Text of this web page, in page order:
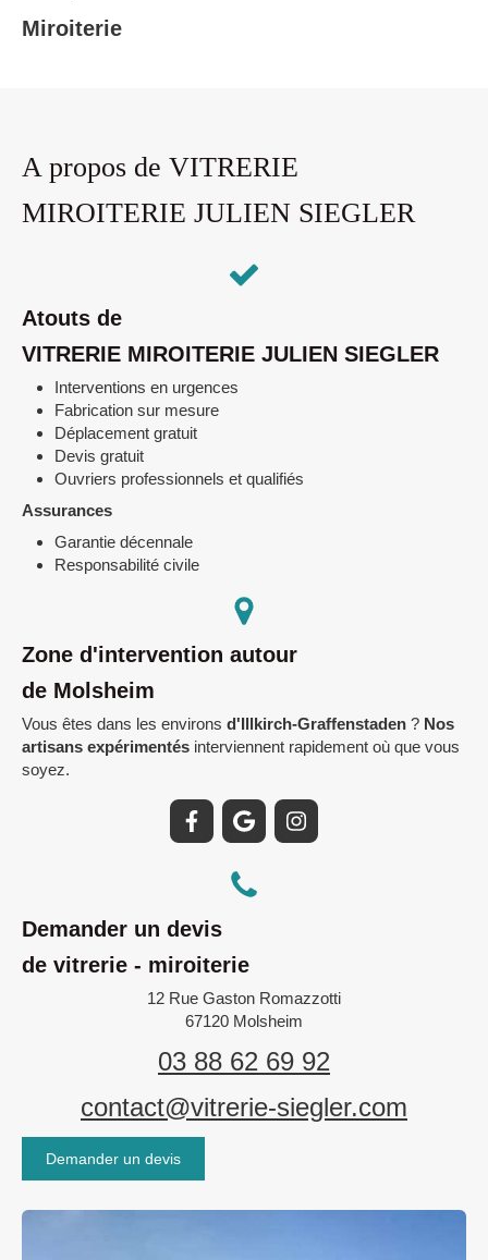
Miroiterie
A propos de VITRERIE
MIROITERIE JULIEN SIEGLER
Atouts de
VITRERIE MIROITERIE JULIEN SIEGLER
Interventions en urgences
Fabrication sur mesure
Déplacement gratuit
Devis gratuit
Ouvriers professionnels et qualifiés
Assurances
Garantie décennale
Responsabilité civile
Zone d'intervention autour
de Molsheim
Vous êtes dans les environs d'Illkirch-Graffenstaden ? Nos
artisans expérimentés interviennent rapidement où que vous
soyez.
Demander un devis
de vitrerie - miroiterie
12 Rue Gaston Romazzotti
67120 Molsheim
03 88 62 69 92
contact@vitrerie-siegler.com
Demander un devis